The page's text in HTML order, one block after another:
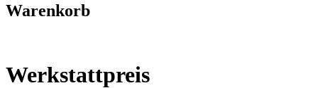
Warenkorb
Werkstattpreis